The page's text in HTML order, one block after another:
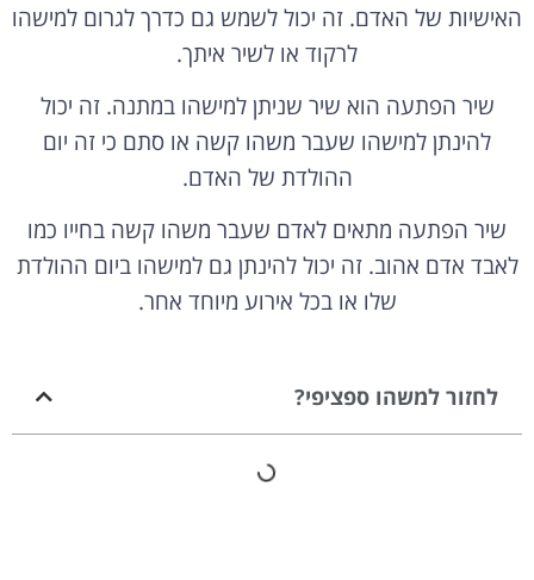
האישיות של האדם. זה יכול לשמש גם כדרך לגרום למישהו
לרקוד או לשיר איתך.
שיר הפתעה הוא שיר שניתן למישהו במתנה. זה יכול
להינתן למישהו שעבר משהו קשה או סתם כי זה יום
ההולדת של האדם.
שיר הפתעה מתאים לאדם שעבר משהו קשה בחייו כמו
לאבד אדם אהוב. זה יכול להינתן גם למישהו ביום ההולדת
שלו או בכל אירוע מיוחד אחר.
לחזור למשהו ספציפי?